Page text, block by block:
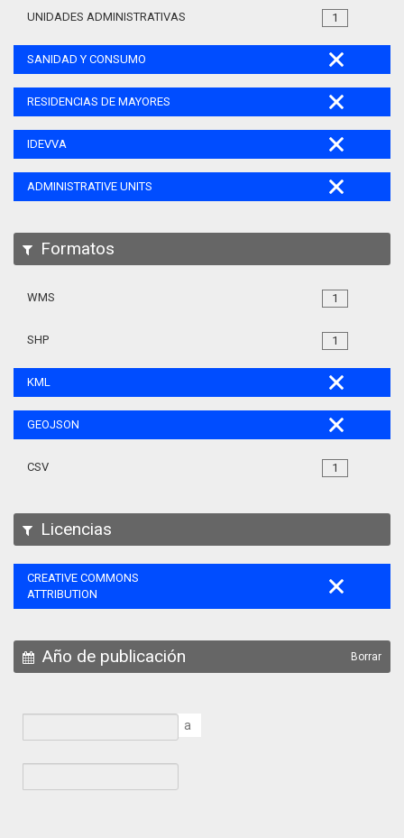
1
UNIDADES ADMINISTRATIVAS
SANIDAD Y CONSUMO
RESIDENCIAS DE MAYORES
IDEVVA
ADMINISTRATIVE UNITS
Formatos
1
WMS
1
SHP
KML
GEOJSON
1
CSV
Licencias
CREATIVE COMMONS
ATTRIBUTION
Año de publicación Borrar
a